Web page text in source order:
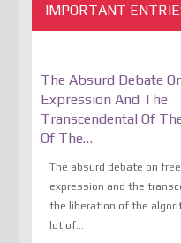
IMPORTANT
The Absurd Debate
Expression And The
Transcendental Of
Of The…
The absurd debate on
expression and the
the liberation of the
lot of...